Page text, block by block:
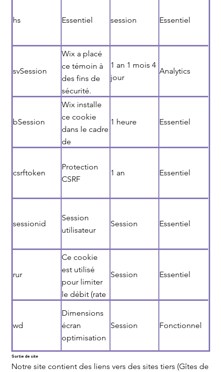
hs Essentiel session Essentiel
svSession
Wix a placé
ce témoin à
des fins de
sécurité.
1 an 1 mois 4
jour
Analytics
bSession
Wix installe
ce cookie
dans le cadre
de
de charge
afin
utilisateur.
1 heure Essentiel
csrftoken
Protection
CSRF
1 an Essentiel
sessionid
Session
utilisateur
Session Essentiel
rur
Ce cookie
est utilisé
pour limiter
le débit (rate
lutter contre
le spam
Session Essentiel
wd
Dimensions
écran
optimisation
Session Fonctionnel
Sortie de site
Notre site contient des liens vers des sites tiers (Gîtes de